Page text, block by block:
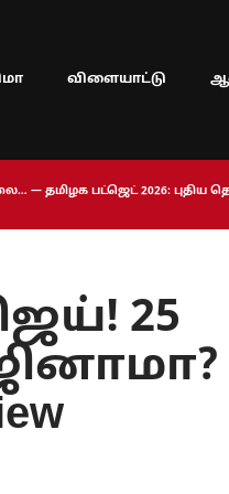
விளையாட்டு
— தமிழக பட்ஜெட் 2026:
25